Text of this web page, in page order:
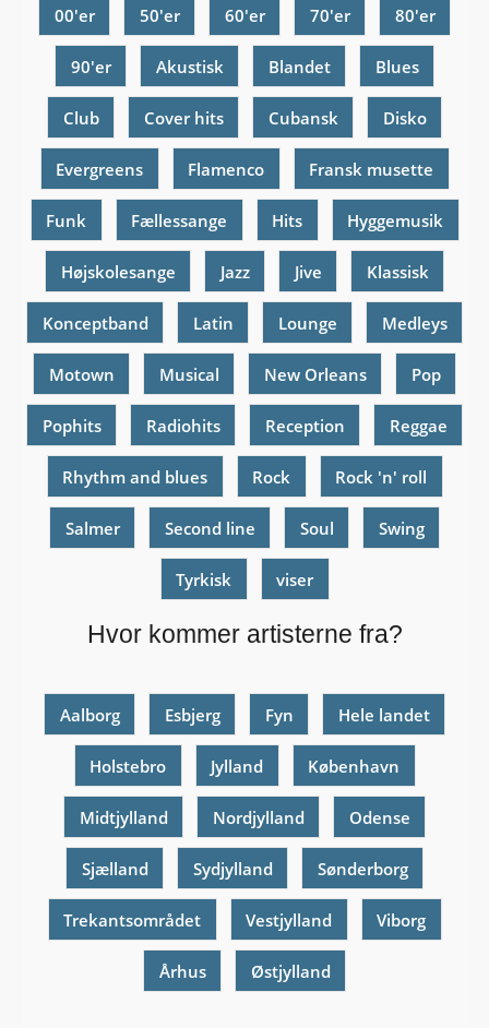
00'er 50'er 60'er 70'er 80'er
90'er Akustisk Blandet Blues
Club Cover hits Cubansk Disko
Evergreens Flamenco Fransk musette
Funk Fællessange Hits Hyggemusik
Højskolesange Jazz Jive Klassisk
Konceptband Latin Lounge Medleys
Motown Musical New Orleans Pop
Pophits Radiohits Reception Reggae
Rhythm and blues Rock Rock 'n' roll
Salmer Second line Soul Swing
Tyrkisk viser
Hvor kommer artisterne fra?
Aalborg Esbjerg Fyn Hele landet
Holstebro Jylland København
Midtjylland Nordjylland Odense
Sjælland Sydjylland Sønderborg
Trekantsområdet Vestjylland Viborg
Århus Østjylland